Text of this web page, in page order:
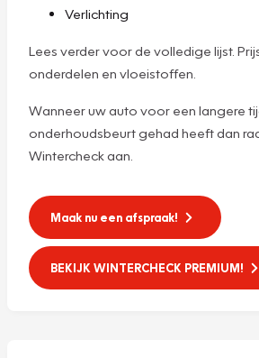
Verlichting
Lees verder voor de volledige lijst.
onderdelen en vloeistoffen.
Wanneer uw auto voor een langere
onderhoudsbeurt gehad heeft dan
Wintercheck aan.
Maak nu een afspraak!
BEKIJK WINTERCHECK PREMIUM!